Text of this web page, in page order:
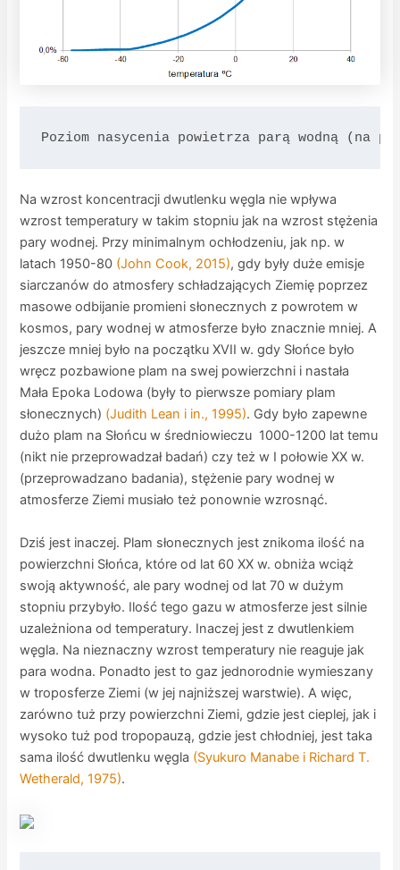
Poziom nasycenia powietrza parą wodną (na
Na wzrost koncentracji dwutlenku węgla nie wpływa
wzrost temperatury w takim stopniu jak na wzrost stężenia
pary wodnej. Przy minimalnym ochłodzeniu, jak np. w
latach 1950-80 (John Cook, 2015), gdy były duże emisje
siarczanów do atmosfery schładzających Ziemię poprzez
masowe odbijanie promieni słonecznych z powrotem w
kosmos, pary wodnej w atmosferze było znacznie mniej. A
jeszcze mniej było na początku XVII w. gdy Słońce było
wręcz pozbawione plam na swej powierzchni i nastała
Mała Epoka Lodowa (były to pierwsze pomiary plam
słonecznych) (Judith Lean i in., 1995). Gdy było zapewne
dużo plam na Słońcu w średniowieczu 1000-1200 lat temu
(nikt nie przeprowadzał badań) czy też w I połowie XX w.
(przeprowadzano badania), stężenie pary wodnej w
atmosferze Ziemi musiało też ponownie wzrosnąć.
Dziś jest inaczej. Plam słonecznych jest znikoma ilość na
powierzchni Słońca, które od lat 60 XX w. obniża wciąż
swoją aktywność, ale pary wodnej od lat 70 w dużym
stopniu przybyło. Ilość tego gazu w atmosferze jest silnie
uzależniona od temperatury. Inaczej jest z dwutlenkiem
węgla. Na nieznaczny wzrost temperatury nie reaguje jak
para wodna. Ponadto jest to gaz jednorodnie wymieszany
w troposferze Ziemi (w jej najniższej warstwie). A więc,
zarówno tuż przy powierzchni Ziemi, gdzie jest cieplej, jak i
wysoko tuż pod tropopauzą, gdzie jest chłodniej, jest taka
sama ilość dwutlenku węgla (Syukuro Manabe i Richard T.
Wetherald, 1975).